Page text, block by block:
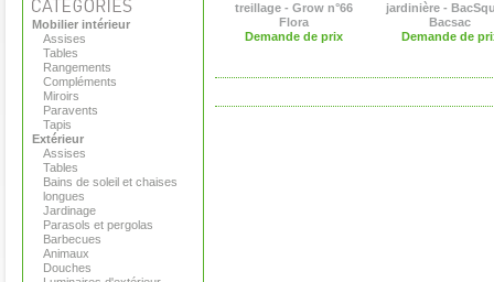
Mobilier intérieur
Assises
Tables
Rangements
Compléments
Miroirs
Paravents
Tapis
Extérieur
Assises
Tables
Bains de soleil et chaises
longues
Jardinage
Parasols et pergolas
Barbecues
Animaux
Douches
treillage - Grow n°66
Flora
Demande de prix
jardinière -
Bacsac
Demande de